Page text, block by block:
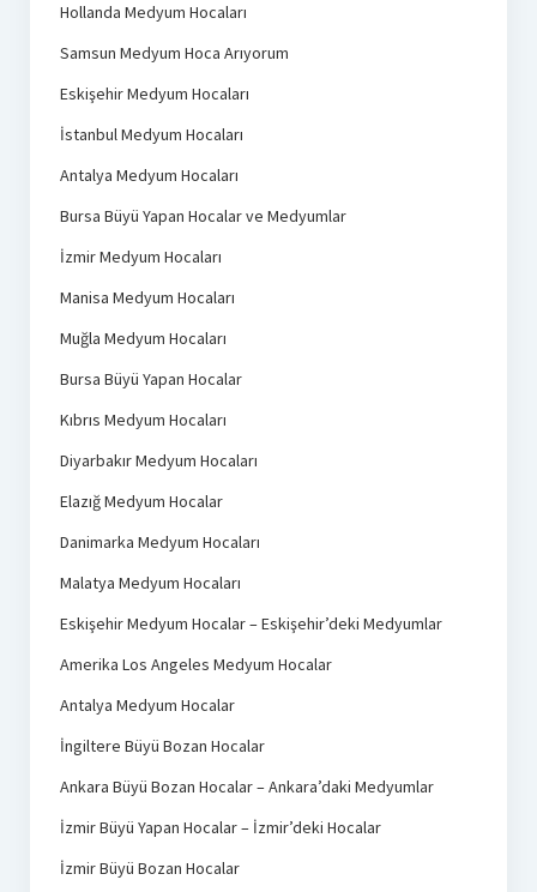
Hollanda Medyum Hocaları
Samsun Medyum Hoca Arıyorum
Eskişehir Medyum Hocaları
İstanbul Medyum Hocaları
Antalya Medyum Hocaları
Bursa Büyü Yapan Hocalar ve Medyumlar
İzmir Medyum Hocaları
Manisa Medyum Hocaları
Muğla Medyum Hocaları
Bursa Büyü Yapan Hocalar
Kıbrıs Medyum Hocaları
Diyarbakır Medyum Hocaları
Elazığ Medyum Hocalar
Danimarka Medyum Hocaları
Malatya Medyum Hocaları
Eskişehir Medyum Hocalar – Eskişehir’deki Medyumlar
Amerika Los Angeles Medyum Hocalar
Antalya Medyum Hocalar
İngiltere Büyü Bozan Hocalar
Ankara Büyü Bozan Hocalar – Ankara’daki Medyumlar
İzmir Büyü Yapan Hocalar – İzmir’deki Hocalar
İzmir Büyü Bozan Hocalar